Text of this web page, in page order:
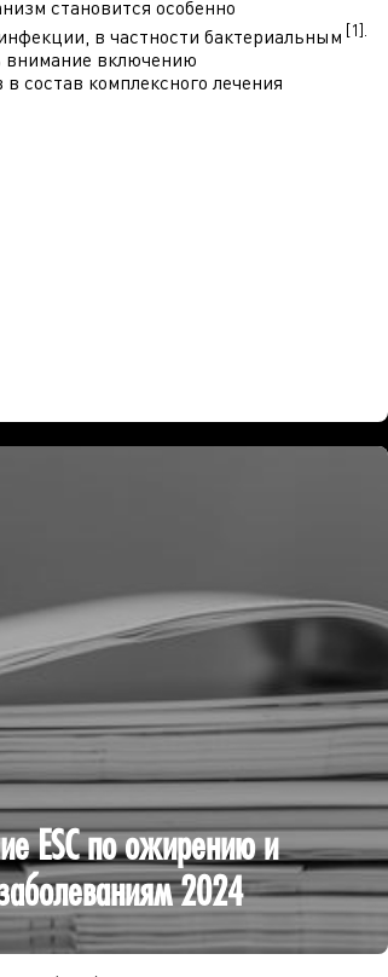
становится особенно
в частности бактериальным [1].
внимание включению
состав комплексного лечения
ESC по ожирению и
2024